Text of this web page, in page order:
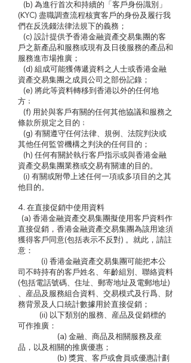
(b) 為進行首次和持續的「客戶身份識別」
(KYC) 盡職調查流程核實客戶的身份及履行我
們在反洗錢法律法規下的義務；
(c) 設計提供予香港金融資產交易集團的客
戶之新產品和服務或現有及日後服務的產品和
服務進市場推廣；
(d) 組成可能獲傳遞資料之人士或香港金融
資產交易集團之成員公司之部份記錄；
(e) 將此等資料轉移到香港以外的任何地
方﹔
(f) 用於與客戶有關的任何其他協議和服務之
條款所規定之目的﹔
(g) 有關遵守任何法律、規例、法院判決或
其他任何監管機構之判決的任何目的；
(h) 任何有關於執行客戶指示或與香港金融
資產交易集團業務或交易有關連的目的。
(i) 有關或附帶上述任何一項或多項目的之其
他目的。
4. 在直接促銷中使用資料
(a) 香港金融資產交易集團擬使用客戶資料作
直接促銷，香港金融資產交易集團為該用途須
獲得客戶同意(包括表示不反對) 。就此，請註
意：
(i) 香港金融資產交易集團可能把本公
司不時持有的客戶姓名、年齡組別、聯絡資料
(包括電話號碼、住址、郵寄地址及電郵地址)
、産品及服務組合資料、交易模式及行爲、財
務背景及人口統計數據用於直接促銷；
(ii) 以下類別的服務、産品及促銷標的
可作推廣：
(a) 金融、商品及相關服務及産
品，以及相關的推廣優惠；
(b) 獎賞、客戶或會員或優惠計劃